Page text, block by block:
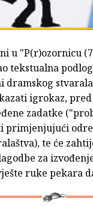
u "P(r)ozornicu
tekstualna
dramskog
igrokaz, pred
zadatke
primjenjujući
te će
za
ruke pekara